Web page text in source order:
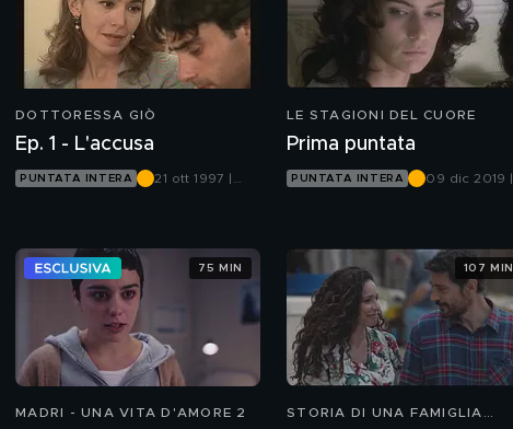
DOTTORESSA GIÒ
Ep. 1 - L'accusa
PUNTATA INTERA
21 ott 1997 |
LE STAGIONI DEL CUORE
Prima puntata
PUNTATA INTERA
09 dic 2019 |
MADRI - UNA VITA D'AMORE 2
75 MIN
STORIA DI UNA FAMIGLIA
107 MIN